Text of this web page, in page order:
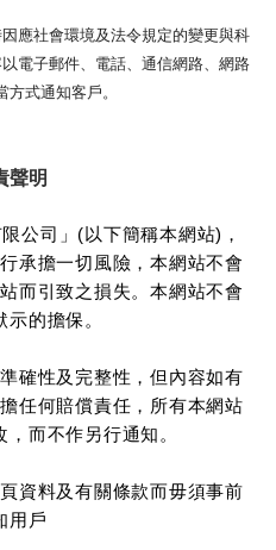
應社會環境及法令規定的變更與科
電子郵件、電話、通信網路、網路
式通知客戶。
聲明
公司」(以下簡稱本網站)，
承擔一切風險，本網站不會
而引致之損失。本網站不會
的擔保。
確性及完整性，但內容如有
任何賠償責任，所有本網站
而不作另行通知。
資料及有關條款而毋須事前
用戶